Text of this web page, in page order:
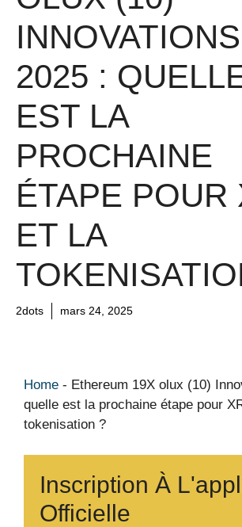
INNOVATIONS
2025 :
EST LA
PROCHAINE
ÉTAPE POUR
ET LA
2dots mars 24, 2025
Home - Ethereum 19X olux (10)
quelle est la prochaine étape pour
tokenisation ?
Inscription À
Officielle